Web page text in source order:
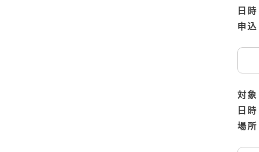
日時
申込
対象
日時
場所